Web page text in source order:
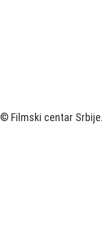
© Filmski centar